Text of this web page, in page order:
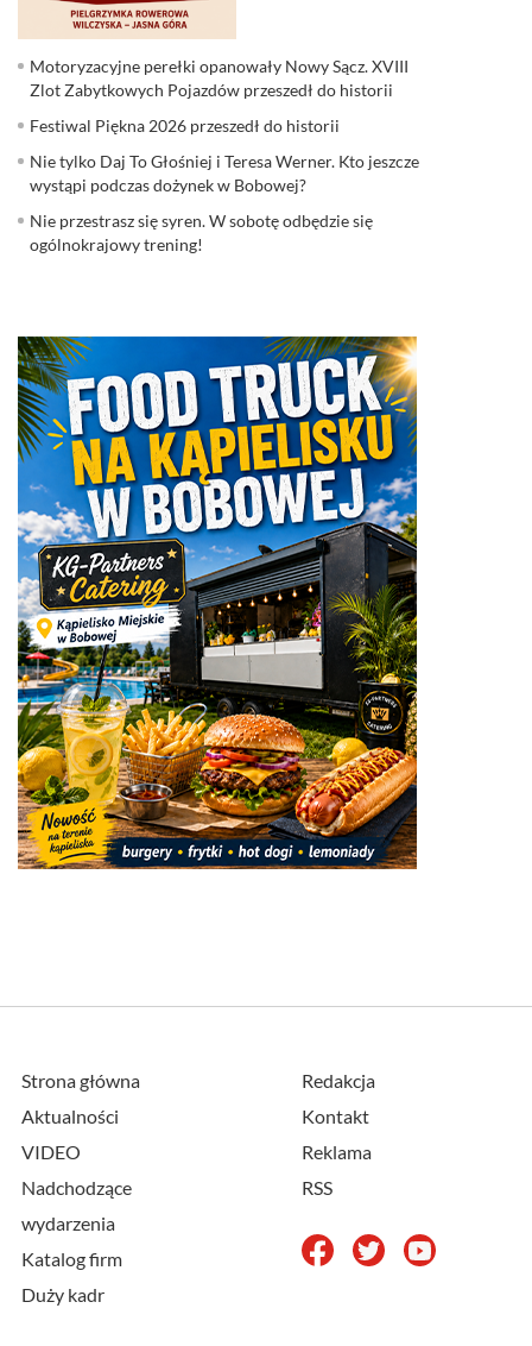
Motoryzacyjne perełki opanowały Nowy Sącz. XVIII
Zlot Zabytkowych Pojazdów przeszedł do historii
Festiwal Piękna 2026 przeszedł do historii
Nie tylko Daj To Głośniej i Teresa Werner. Kto jeszcze
wystąpi podczas dożynek w Bobowej?
Nie przestrasz się syren. W sobotę odbędzie się
ogólnokrajowy trening!
Strona główna
Aktualności
VIDEO
Nadchodzące
wydarzenia
Katalog firm
Duży kadr
Redakcja
Kontakt
Reklama
RSS